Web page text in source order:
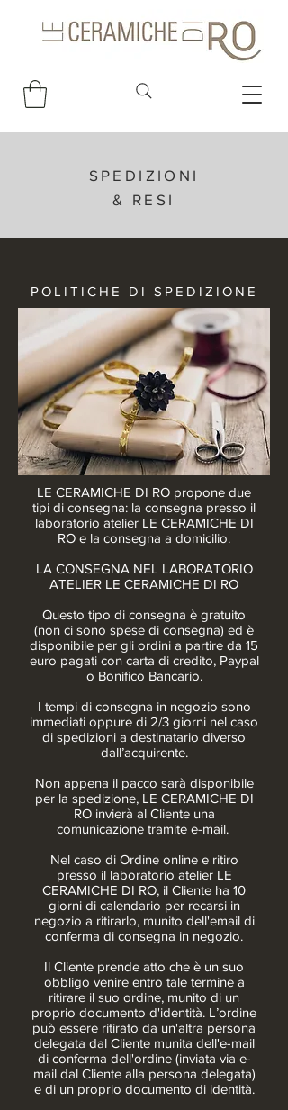
SPEDIZIONI
& RESI
POLITICHE DI SPEDIZIONE
LE CERAMICHE DI RO propone due
tipi di consegna: la consegna presso il
laboratorio atelier LE CERAMICHE DI
RO e la consegna a domicilio.
LA CONSEGNA NEL LABORATORIO
ATELIER LE CERAMICHE DI RO
Questo tipo di consegna è gratuito
(non ci sono spese di consegna) ed è
disponibile per gli ordini a partire da 15
euro pagati con carta di credito, Paypal
o Bonifico Bancario.
I tempi di consegna in negozio sono
immediati oppure di 2/3 giorni nel caso
di spedizioni a destinatario diverso
dall’acquirente.
Non appena il pacco sarà disponibile
per la spedizione, LE CERAMICHE DI
RO invierà al Cliente una
comunicazione tramite e-mail.
Nel caso di Ordine online e ritiro
presso il laboratorio atelier LE
CERAMICHE DI RO, il Cliente ha 10
giorni di calendario per recarsi in
negozio a ritirarlo, munito dell'email di
conferma di consegna in negozio.
Il Cliente prende atto che è un suo
obbligo venire entro tale termine a
ritirare il suo ordine, munito di un
proprio documento d'identità. L’ordine
può essere ritirato da un'altra persona
delegata dal Cliente munita dell'e-mail
di conferma dell'ordine (inviata via e-
mail dal Cliente alla persona delegata)
e di un proprio documento di identità.